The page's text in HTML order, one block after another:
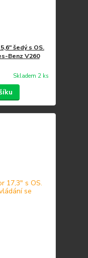
šedý s OS.
Benz V260
Skladem 2 ks